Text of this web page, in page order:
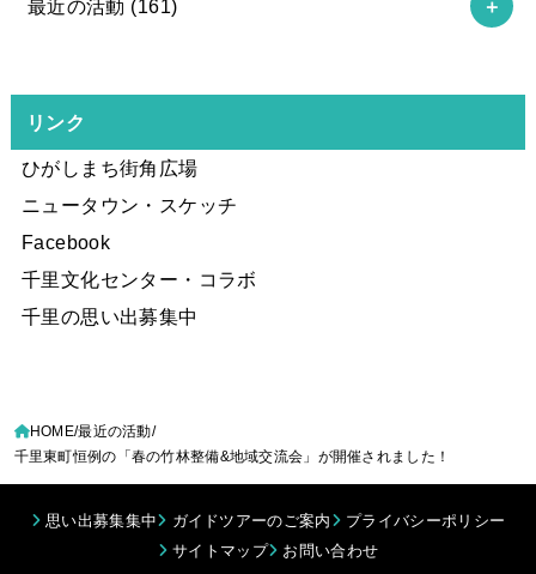
最近の活動 (161)
リンク
ひがしまち街角広場
ニュータウン・スケッチ
Facebook
千里文化センター・コラボ
千里の思い出募集中
HOME 最近の活動
千里東町恒例の「春の竹林整備&地域交流会」が開催されました！
思い出募集集中 ガイドツアーのご案内
プライバシーポリシー
サイトマップ
お問い合わせ